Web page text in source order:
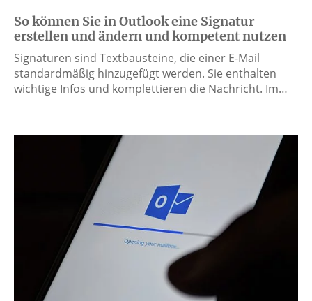
So können Sie in Outlook eine Signatur
erstellen und ändern und kompetent nutzen
Signaturen sind Textbausteine, die einer E-Mail
standardmäßig hinzugefügt werden. Sie enthalten
wichtige Infos und komplettieren die Nachricht. Im…